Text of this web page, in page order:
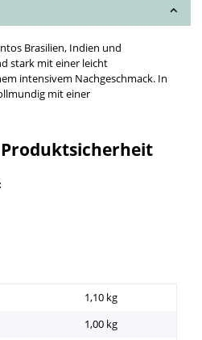
Brasilien, Indien und
stark mit einer leicht
intensivem Nachgeschmack. In
mit einer
1,10 kg
1,00 kg